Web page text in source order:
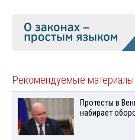
Рекомендуемые материалы
Протесты в
набирает